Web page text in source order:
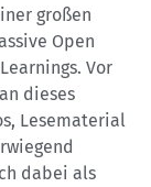
großen
Open
Vor
dieses
Lesematerial
dabei als